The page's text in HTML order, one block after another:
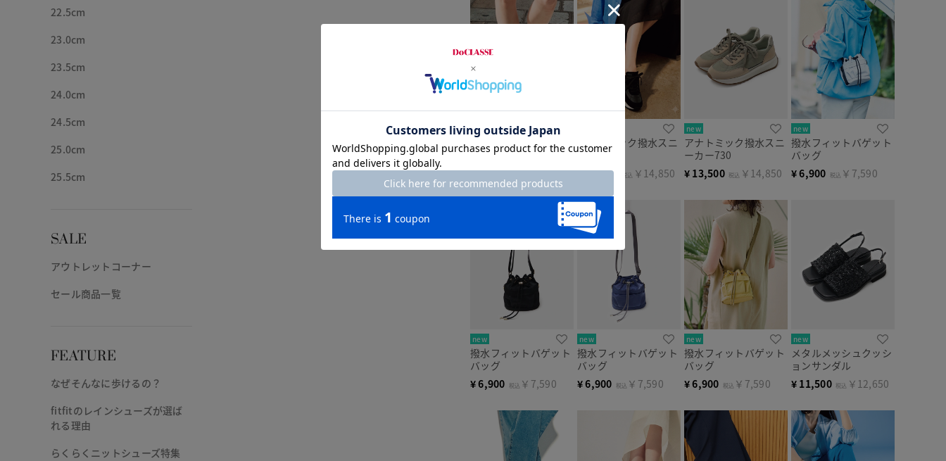
22.5cm
23.0cm
23.5cm
24.0cm
24.5cm
25.0cm
25.5cm
SALE
アウトレットコーナー
セール商品一覧
FEATURE
なぜそんなに歩けるの？
fitfitのレインシューズが選ば
れる理由
らくらくニットシューズ特集
new
アナトミック撥水スニ
ーカー730
¥13,500 ￥14,850
アナトミック撥水スニ
ーカー730
¥13,500 税込 ￥14,850
new
アナトミック撥水スニ
ーカー730
¥ 13,500 税込 ￥14,850
new
撥水フィットバゲット
バッグ
¥6,900 税込 ￥7,590
new
撥水フィットバゲット
バッグ
¥6,900 税込 ￥7,590
new
撥水フィットバゲット
バッグ
¥6,900 税込 ￥7,590
new
撥水フィットバゲット
バッグ
¥6,900 税込 ￥7,590
new
メタルメッシュクッシ
ョンサンダル
¥ 11,500 税込 ￥12,650